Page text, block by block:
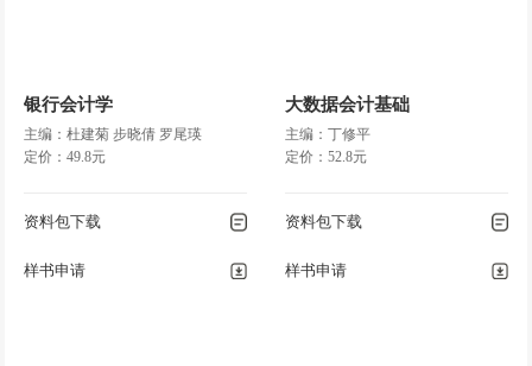
银行会计学
主编：杜建菊 步晓倩 罗尾瑛
定价：49.8元
资料包下载
样书申请
大数据会计基础
主编：丁修平
定价：52.8元
资料包下载
样书申请